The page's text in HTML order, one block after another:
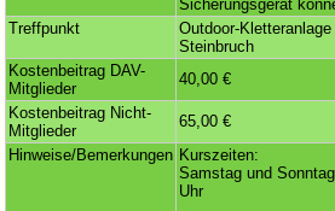
Sicherungsgerät
Treffpunkt
Outdoor-
Steinbruch
Kostenbeitrag DAV-
Mitglieder
40,00 €
Kostenbeitrag Nicht-
Mitglieder
65,00 €
Hinweise/Bemerkungen Kurszeiten:
Samstag und
Uhr